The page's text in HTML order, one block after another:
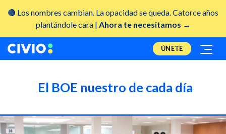
🔴 Los nombres cambian. La opacidad se queda. Catorce años
plantándole cara | Ahora te necesitamos →
ÚNETE
El BOE nuestro de cada día